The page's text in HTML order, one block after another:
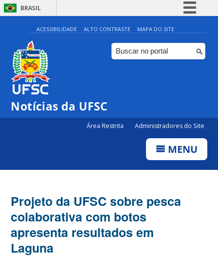
BRASIL
Simplifique!
Comunica BR
Participe
ACESSIBILIDADE ALTO CONTRASTE MAPA DO SITE
Notícias da UFSC
Área Restrita Administradores do Site
MENU
Projeto da UFSC sobre pesca
colaborativa com botos
apresenta resultados em
Laguna